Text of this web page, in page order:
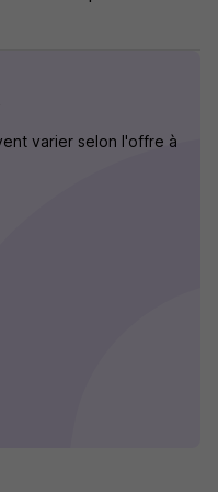
varier selon l'offre à